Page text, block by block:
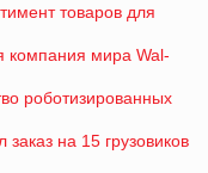
товаров для
компания мира Wal-
роботизированных
на 15 грузовиков